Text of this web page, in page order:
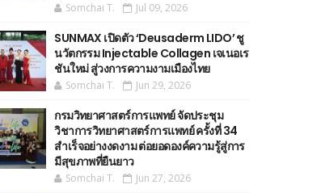
Somchai T. Jul 09, 2026
SUNMAX เปิดตัว ‘Deusaderm LIDO’ ชู
นวัตกรรม Injectable Collagen เจเนอเร
ชันใหม่ สู่วงการความงามเมืองไทย
Somchai T. Jun 29, 2026
กรมวิทยาศาสตร์การแพทย์ จัดประชุม
วิชาการวิทยาศาสตร์การแพทย์ ครั้งที่ 34
สำเร็จอย่างงดงาม ต่อยอดองค์ความรู้สู่การ
มีสุขภาพที่ยืนยาว
Somchai T. Jun 27, 2026